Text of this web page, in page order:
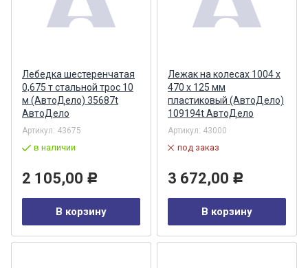
Лебедка шестеренчатая
0,675 т стальной трос 10
м (АвтоДело) 35687t
АвтоДело
Артикул: 43675
в наличии
2 105,00 Р
В корзину
Лежак на колесах 1004 х
470 х 125 мм
пластиковый (АвтоДело)
109194t АвтоДело
Артикул: 43000
под заказ
3 672,00 Р
В корзину